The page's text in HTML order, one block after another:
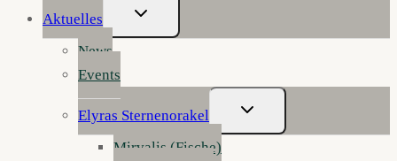
Aktuelles
Untermenü
Umschalten
News
Events
Elyras Sternenorakel
Untermenü
Umschalten
Mirvalis (Fische)